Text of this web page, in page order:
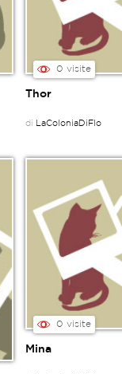
0 visite
Thor
di LaColoniaDiFlo
0 visite
Mina